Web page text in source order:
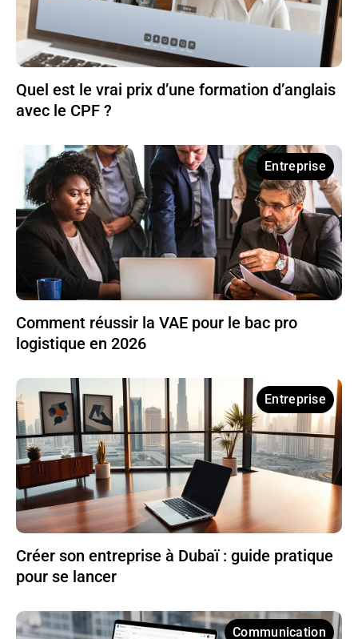
Quel est le vrai prix d’une formation d’anglais
avec le CPF ?
Entreprise
Comment réussir la VAE pour le bac pro
logistique en 2026
Entreprise
Créer son entreprise à Dubaï : guide pratique
pour se lancer
Communication